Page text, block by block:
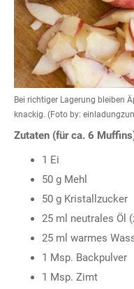
Bei richtiger Lagerung bleiben
knackig. (Foto by:
Zutaten (für ca. 6
1 Ei
50 g Mehl
50 g Kristallzucker
25 ml neutrales Öl
25 ml warmes
1 Msp. Backpulver
1 Msp. Zimt